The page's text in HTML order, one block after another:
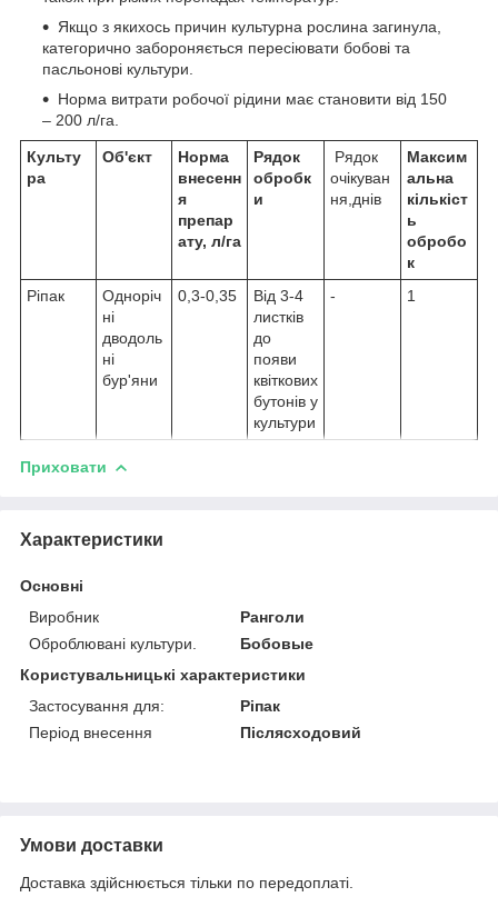
Якщо з якихось причин культурна рослина загинула,
категорично забороняється пересіювати бобові та
пасльонові культури.
Норма витрати робочої рідини має становити від 150
– 200 л/га.
Культу
ра
Об'єкт
Норма
внесенн
я
препар
ату, л/га
Рядок
обробк
и
Рядок
очікуван
ня,днів
Максим
альна
кількіст
ь
обробо
к
Ріпак
Одноріч
ні
дводоль
ні
бур'яни
0,3-0,35
Від 3-4
листків
до
появи
квіткових
бутонів у
культури
- 1
Приховати
Характеристики
Основні
Виробник
Ранголи
Оброблювані культури.
Бобовые
Користувальницькі характеристики
Застосування для:
Ріпак
Період внесення
Післясходовий
Умови доставки
Доставка здійснюється тільки по передоплаті.